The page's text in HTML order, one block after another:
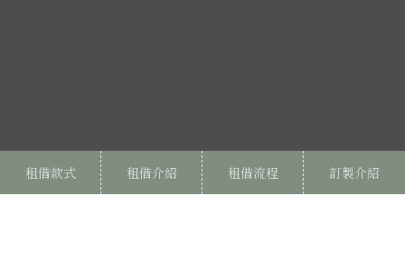
租借款式 租借介紹 租借流程 訂製介紹